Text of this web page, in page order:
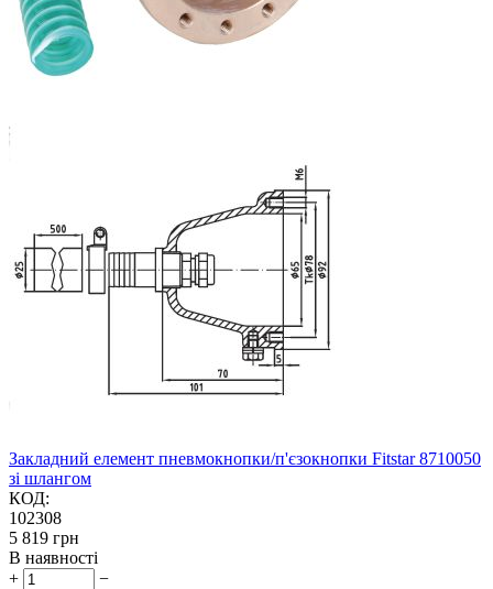
Закладний елемент пневмокнопки/п'єзокнопки Fitstar 8710050
зі шлангом
КОД:
102308
‍5 819‍ грн
В наявності
+
−